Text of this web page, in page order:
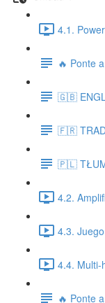
4.1.
🔥 Ponte
🇬🇧
🇫🇷
🇵🇱
4.2.
4.3.
4.4. Multi-
🔥 Ponte